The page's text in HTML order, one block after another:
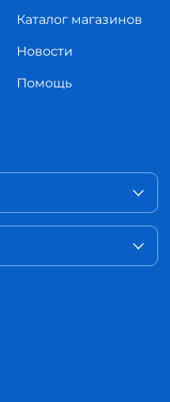
Каталог магазинов
Новости
Помощь